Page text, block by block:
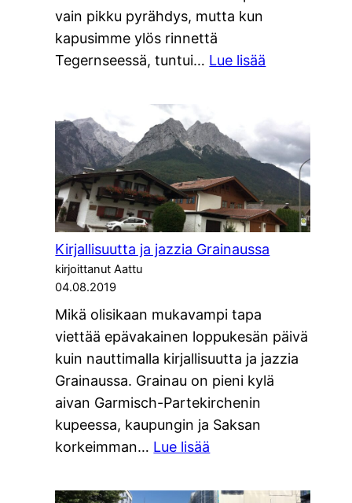
vain pikku pyrähdys, mutta kun
kapusimme ylös rinnettä
Tegernseessä, tuntui… Lue lisää
Kirjallisuutta ja jazzia Grainaussa
kirjoittanut Aattu
04.08.2019
Mikä olisikaan mukavampi tapa
viettää epävakainen loppukesän päivä
kuin nauttimalla kirjallisuutta ja jazzia
Grainaussa. Grainau on pieni kylä
aivan Garmisch-Partekirchenin
kupeessa, kaupungin ja Saksan
korkeimman… Lue lisää
ja